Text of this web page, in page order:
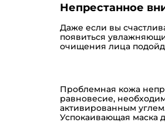
Непрестанное
Даже если вы
появиться
очищения лица
Проблемная кожа
равновесие,
активированным
Успокаивающая маска